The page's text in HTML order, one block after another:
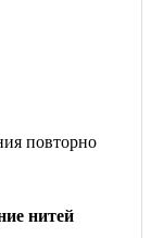
повторно
нитей